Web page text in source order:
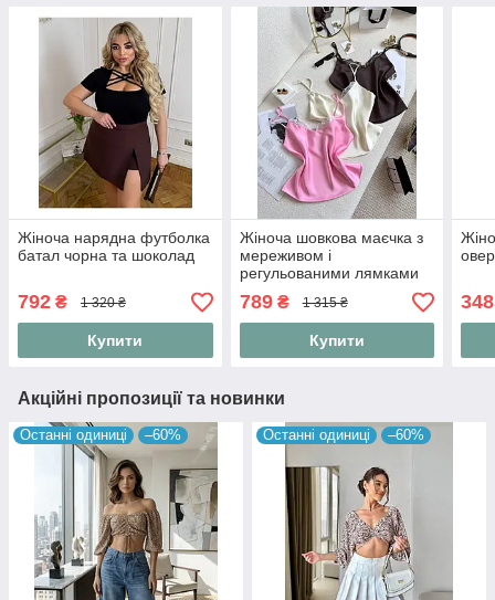
Жіноча нарядна футболка
батал чорна та шоколад
792 ₴ 1 320 ₴
Купити
Жіноча шовкова маєчка з
мереживом і
регульованими лямками
42-46
789₴ 1 315 ₴
Купити
348
Акційні пропозиції та новинки
Останні одиниці –60% Останні одиниці –60%